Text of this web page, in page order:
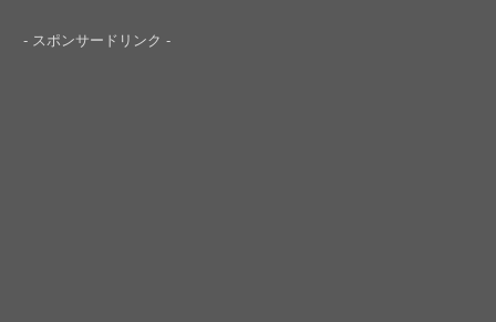
- スポンサードリンク -